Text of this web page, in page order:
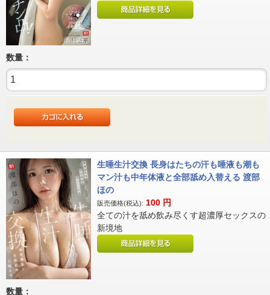
数量：
生唾生汁交換 長身はたちの汗も唾液も潮も
マン汁も中年体液と全部舐め入替える 渡部
ほの
販売価格(税込): 100 円
全ての汁を舐め飲み尽くす超濃厚セックスの
新境地
数量：